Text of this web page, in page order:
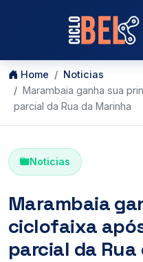
Home
Noticias
Marambaia ganha sua
parcial da Rua da Marinha
Noticias
Marambaia
ciclofaixa
parcial da